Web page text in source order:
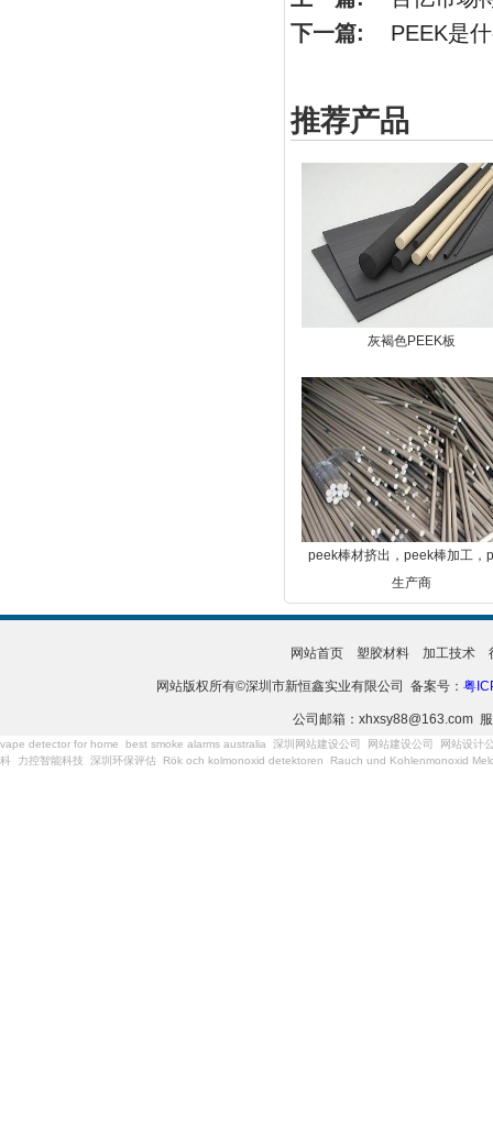
下一篇: PEEK是
推荐产品
灰褐色PEEK板
peek棒材挤出，peek棒加工，
生产商
网站首页 塑胶材料 加工技术
网站版权所有©深圳市新恒鑫实业有限公司 备案号： 粤
公司邮箱：xhxsy88@163.com
vape detector for home best smoke alarms australia 深圳网站建设公司 网站建设公司
网站设计
科
力控智能科技 深圳环保评估 Rök och kolmonoxid detektoren Rauch und Kohlenmonoxid